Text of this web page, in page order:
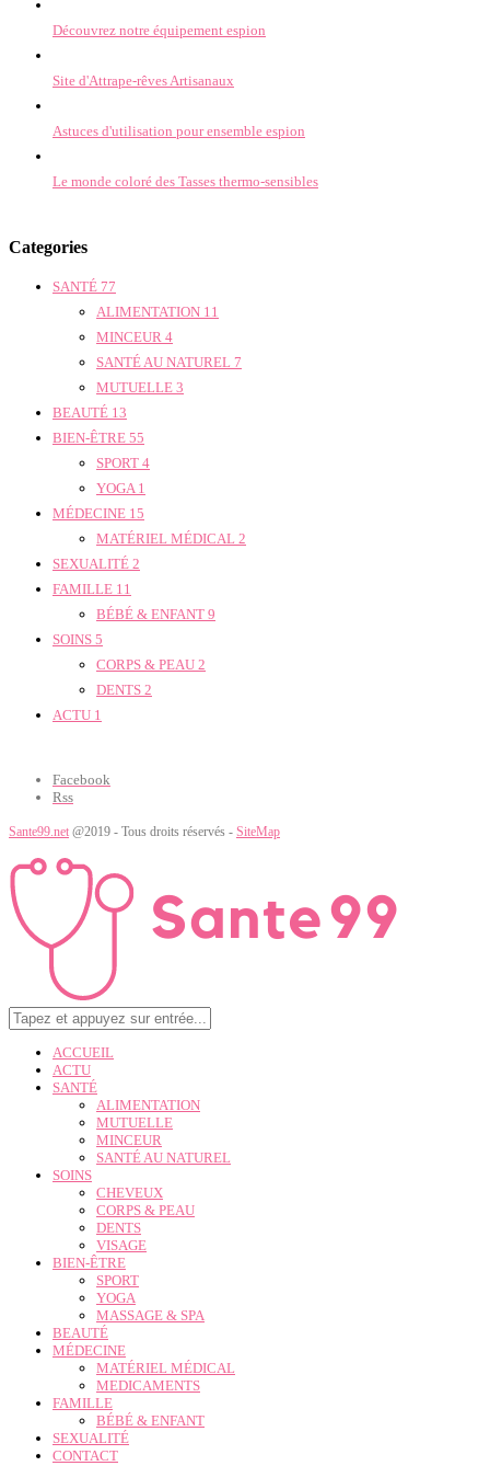
Découvrez notre équipement espion
Site d'Attrape-rêves Artisanaux
Astuces d'utilisation pour ensemble espion
Le monde coloré des Tasses thermo-sensibles
Categories
SANTÉ 77
ALIMENTATION 11
MINCEUR 4
SANTÉ AU NATUREL 7
MUTUELLE 3
BEAUTÉ 13
BIEN-ÊTRE 55
SPORT 4
YOGA 1
MÉDECINE 15
MATÉRIEL MÉDICAL 2
SEXUALITÉ 2
FAMILLE 11
BÉBÉ & ENFANT 9
SOINS 5
CORPS & PEAU 2
DENTS 2
ACTU 1
Facebook
Rss
Sante99.net @2019 - Tous droits réservés - SiteMap
ACCUEIL
ACTU
SANTÉ
ALIMENTATION
MUTUELLE
MINCEUR
SANTÉ AU NATUREL
SOINS
CHEVEUX
CORPS & PEAU
DENTS
VISAGE
BIEN-ÊTRE
SPORT
YOGA
MASSAGE & SPA
BEAUTÉ
MÉDECINE
MATÉRIEL MÉDICAL
MEDICAMENTS
FAMILLE
BÉBÉ & ENFANT
SEXUALITÉ
CONTACT